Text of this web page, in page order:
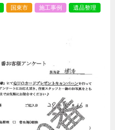
国東市 施工事例 遺品整理